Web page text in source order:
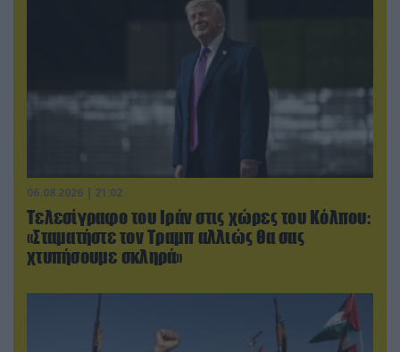
06.08.2026 | 21:02
Τελεσίγραφο του Ιράν στις χώρες του Κόλπου:
«Σταματήστε τον Τραμπ αλλιώς θα σας
χτυπήσουμε σκληρά»